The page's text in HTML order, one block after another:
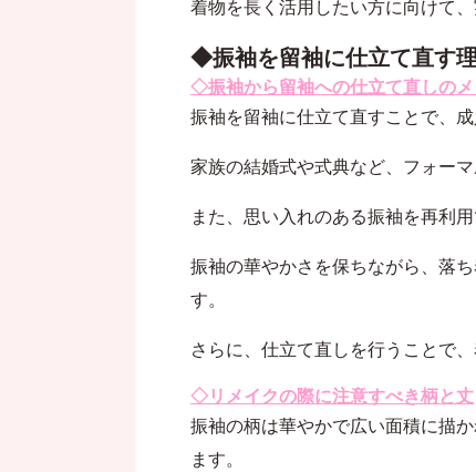
着物を長く活用したい方に向けて
◆振袖を留袖に仕立て直す
◇振袖から留袖への仕立て直しのメ
振袖を留袖に仕立て直すことで、
家族の結婚式や式典など、フォー
また、思い入れのある振袖を再利
振袖の華やかさを保ちながら、落
す。
さらに、仕立て直しを行うことで
◇リメイクの際に注意すべき柄と丈
振袖の柄は華やかで広い面積に描
ます。